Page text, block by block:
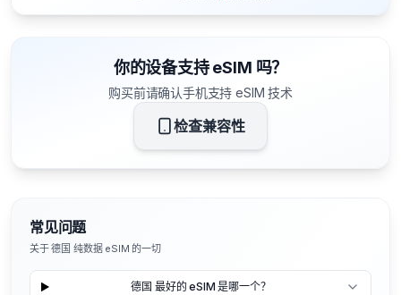
你的设备支持 eSIM 吗？
购买前请确认手机支持 eSIM 技术
检查兼容性
常见问题
关于 德国 纯数据 eSIM 的一切
德国 最好的 eSIM 是哪一个？